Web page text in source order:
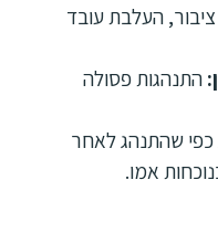
העלבת עובד
התנהגות פסולה
כפי שהתנהג לאחר
אמו.